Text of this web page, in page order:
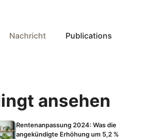
Nachricht Publications
ansehen
Rentenanpassung 2024: Was die
angekündigte Erhöhung um 5,2 %